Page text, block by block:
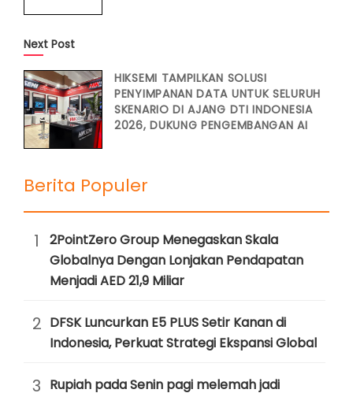
Next Post
HIKSEMI TAMPILKAN SOLUSI
PENYIMPANAN DATA UNTUK SELURUH
SKENARIO DI AJANG DTI INDONESIA
2026, DUKUNG PENGEMBANGAN AI
Berita Populer
1
2PointZero Group Menegaskan Skala
Globalnya Dengan Lonjakan Pendapatan
Menjadi AED 21,9 Miliar
2 DFSK Luncurkan E5 PLUS Setir Kanan di
Indonesia, Perkuat Strategi Ekspansi Global
3 Rupiah pada Senin pagi melemah jadi